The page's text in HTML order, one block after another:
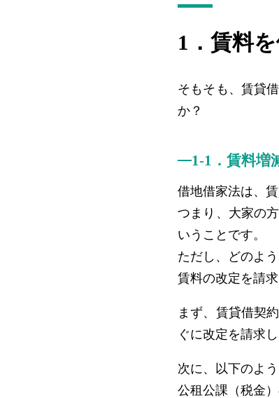
1．賃料
そもそも、賃貸
か？
1-1．賃料増
借地借家法は、
つまり、大家の
いうことです。
ただし、どのよ
賃料の改定を請
まず、賃貸借契
ぐに改定を請求
次に、以下のよ
公租公課（税金